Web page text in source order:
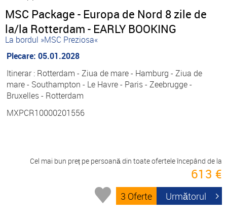
MSC Package - Europa de Nord 8 zile de
la/la Rotterdam - EARLY BOOKING
La bordul »MSC Preziosa«
Plecare: 05.01.2028
Itinerar : Rotterdam - Ziua de mare - Hamburg - Ziua de
mare - Southampton - Le Havre - Paris - Zeebrugge -
Bruxelles - Rotterdam
MXPCR10000201556
Cel mai bun preț pe persoană din toate ofertele începând de la
613 €
3 Oferte Următorul